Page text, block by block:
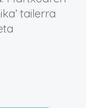
tailerra